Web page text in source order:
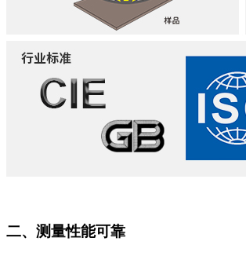
二、测量性能可靠